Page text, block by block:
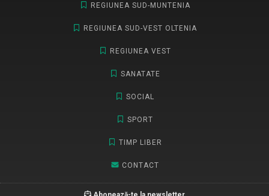
REGIUNEA SUD-MUNTENIA
REGIUNEA SUD-VEST OLTENIA
REGIUNEA VEST
SANATATE
SOCIAL
SPORT
TIMP LIBER
CONTACT